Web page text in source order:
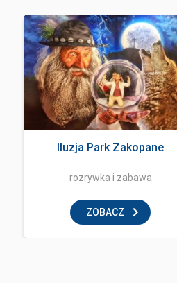
Iluzja Park Zakopane
rozrywka i zabawa
ZOBACZ